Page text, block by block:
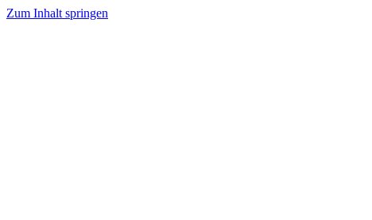
Zum Inhalt springen